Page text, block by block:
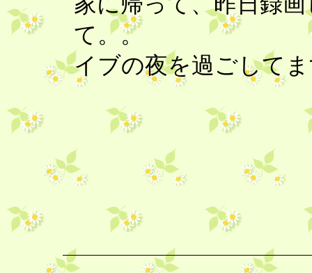
て。。
イブの夜を過ごして